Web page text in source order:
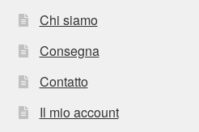
Chi siamo
Consegna
Contatto
Il mio account